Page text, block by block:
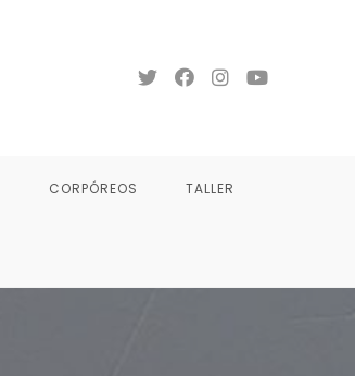
CORPÓREOS TALLER